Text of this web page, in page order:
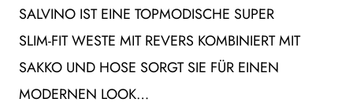
SALVINO IST EINE TOPMODISCHE SUPER
SLIM-FIT WESTE MIT REVERS KOMBINIERT MIT
SAKKO UND HOSE SORGT SIE FÜR EINEN
MODERNEN LOOK…